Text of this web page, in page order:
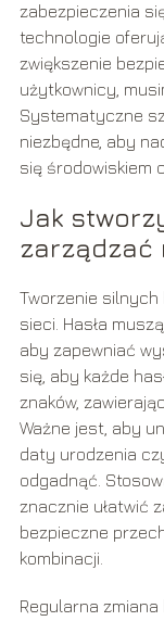
zabezpieczenia
technologie
zwiększenie
użytkownicy,
Systematyczne
niezbędne, aby
się środowiskiem
Jak
zarządzać
Tworzenie
sieci. Hasła
aby zapewniać
się, aby każde
znaków,
Ważne jest, aby
daty urodzenia
odgadnąć.
znacznie ułatwić
bezpieczne
kombinacji.
Regularna